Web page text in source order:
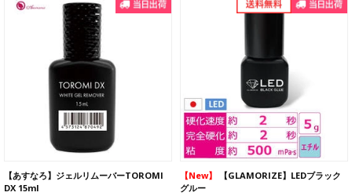
【あすなろ】ジェルリムーバーTOROMI
DX 15ml
【New】
【GLAMORIZE】LEDブラック
グルー